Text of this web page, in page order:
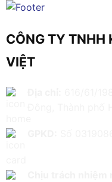
CÔNG TY TNHH
VIỆT